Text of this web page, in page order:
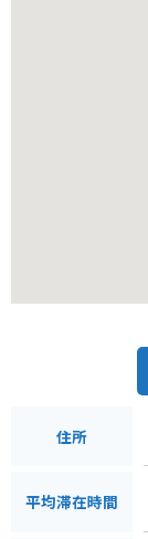
住所
平均滞在時間